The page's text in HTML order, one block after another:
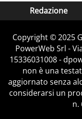
Redazione
Copyright © 2025
PowerWeb Srl -
15336031008 -
non è una
aggiornato senza
considerarsi un
n.